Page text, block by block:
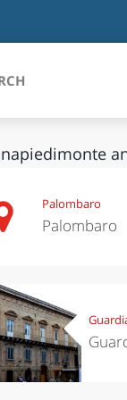
TOSCANA
UMBRIA
VALLE
VENETO
Palombaro
Palombaro